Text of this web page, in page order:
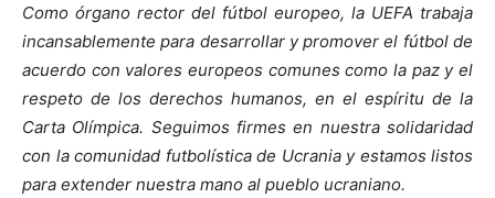
Como órgano rector del fútbol europeo, la UEFA trabaja
incansablemente para desarrollar y promover el fútbol de
acuerdo con valores europeos comunes como la paz y el
respeto de los derechos humanos, en el espíritu de la
Carta Olímpica. Seguimos firmes en nuestra solidaridad
con la comunidad futbolística de Ucrania y estamos listos
para extender nuestra mano al pueblo ucraniano.